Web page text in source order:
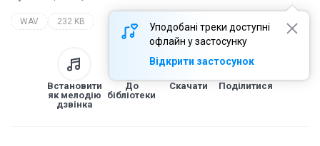
Уподобані треки доступні
офлайн у застосунку
Відкрити застосунок
WAV 232 KB
Встановити
як мелодію
дзвінка
До
бібліотеки
Скачати Поділитися